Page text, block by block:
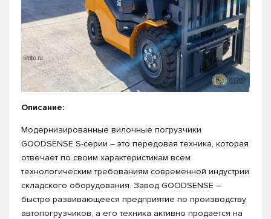
Описание:
Модернизированные вилочные погрузчики
GOODSENSE S-серии – это передовая техника, которая
отвечает по своим характеристикам всем
технологическим требованиям современной индустрии
складского оборудования. Завод GOODSENSE –
быстро развивающееся предприятие по производству
автопогрузчиков, а его техника активно продается на